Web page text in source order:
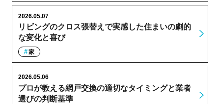
リビングのクロス張替えで実感した住まいの劇的
な変化と喜び
2026.05.07
家
プロが教える網戸交換の適切なタイミングと業者
選びの判断基準
2026.05.06